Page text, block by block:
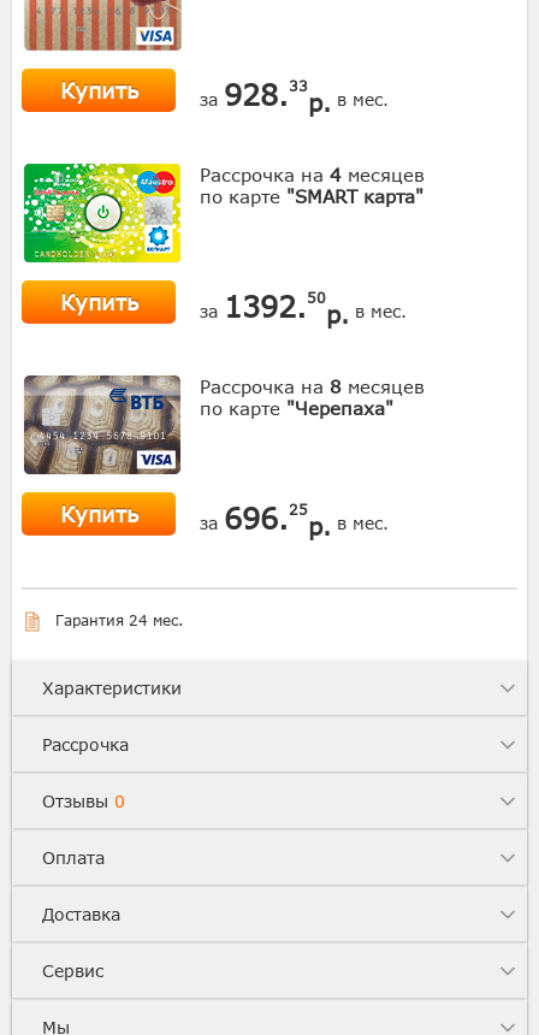
Купить за 928. 33
р. в мес.
Рассрочка на 4 месяцев
по карте "SMART карта"
Купить за 1392. 50
р. в мес.
Рассрочка на 8 месяцев
по карте "Черепаха"
Купить за 696. 25
р. в мес.
Гарантия 24 мес.
Характеристики
Рассрочка
Отзывы 0
Оплата
Доставка
Сервис
Мы